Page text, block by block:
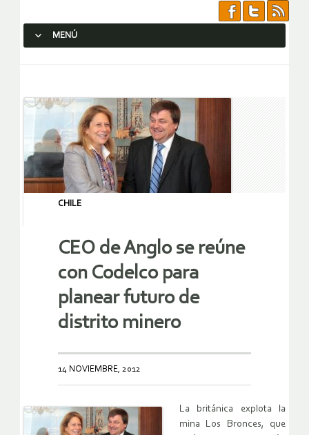
MENÚ
CHILE
CEO de Anglo se reúne
con Codelco para
planear futuro de
distrito minero
14 NOVIEMBRE, 2012
La británica explota la
mina Los Bronces, que